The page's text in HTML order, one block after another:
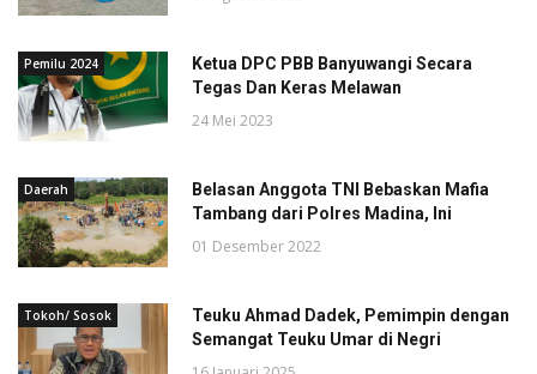
Pemilu 2024
Ketua DPC PBB Banyuwangi Secara
Tegas Dan Keras Melawan
24 Mei 2023
Daerah
Belasan Anggota TNI Bebaskan Mafia
Tambang dari Polres Madina, Ini
01 Desember 2022
Tokoh/ Sosok
Teuku Ahmad Dadek, Pemimpin dengan
Semangat Teuku Umar di Negri